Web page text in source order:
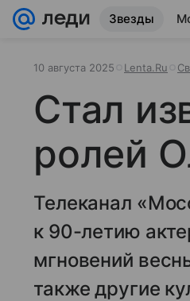
Звезды
10 августа 2025 Lenta.Ru
Стал
ролей
Телеканал
к 90-летию
мгновений
также другие